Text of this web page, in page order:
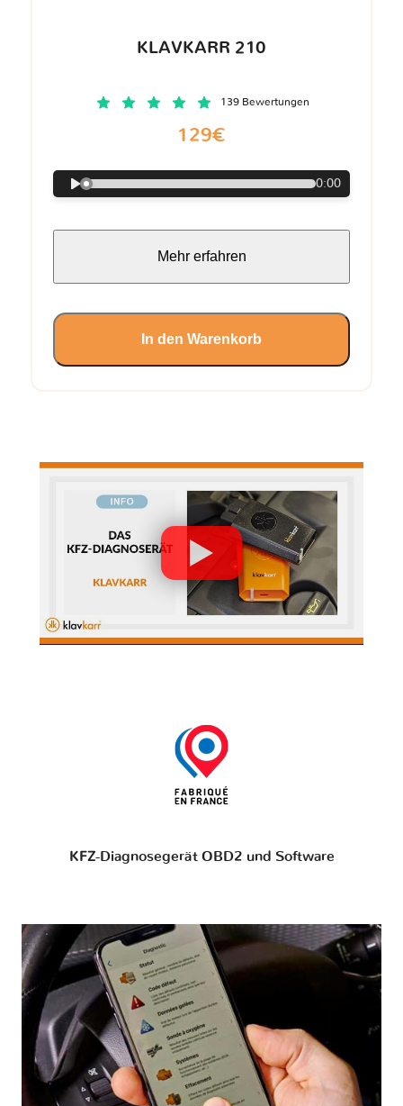
KLAVKARR 210
139 Bewertungen
129€
0:00
Mehr erfahren
In den Warenkorb
KFZ-Diagnosegerät OBD2 und Software